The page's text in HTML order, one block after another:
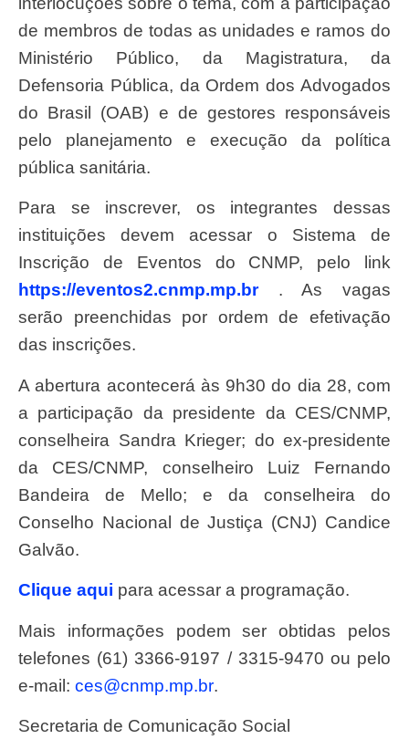
de membros de todas as unidades e ramos do
Ministério Público, da Magistratura, da
Defensoria Pública, da Ordem dos Advogados
do Brasil (OAB) e de gestores responsáveis
pelo planejamento e execução da política
pública sanitária.
Para se inscrever, os integrantes dessas
instituições devem acessar o Sistema de
Inscrição de Eventos do CNMP, pelo link
https://eventos2.cnmp.mp.br. As vagas
serão preenchidas por ordem de efetivação
das inscrições.
A abertura acontecerá às 9h30 do dia 28, com
a participação da presidente da CES/CNMP,
conselheira Sandra Krieger; do ex-presidente
da CES/CNMP, conselheiro Luiz Fernando
Bandeira de Mello; e da conselheira do
Conselho Nacional de Justiça (CNJ) Candice
Galvão.
Clique aqui para acessar a programação.
Mais informações podem ser obtidas pelos
telefones (61) 3366-9197 / 3315-9470 ou pelo
e-mail: ces@cnmp.mp.br.
Secretaria de Comunicação Social